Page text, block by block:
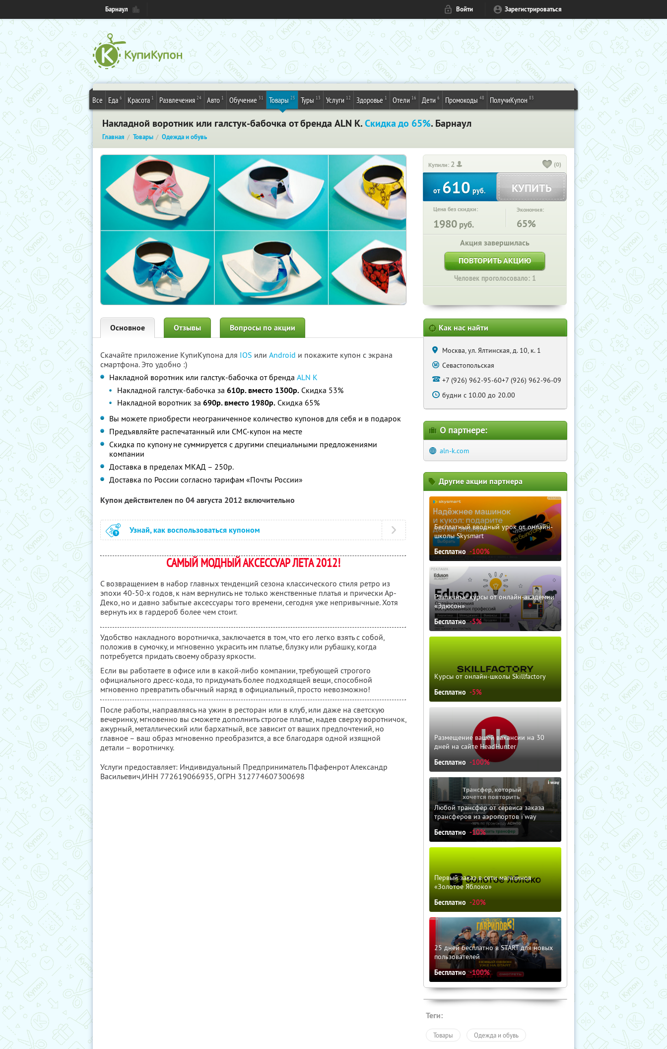
Барнаул Войти Зарегистрироваться
Все Еда 6 Красота 1 Развлечения 24 Авто 1 Обучение 31 Товары 25 Туры 13 Услуги 12 Здоровье 1 Отели 16 Дети 6 Промокоды 48 ПолучиКупон 83
Накладной воротник или галстук-бабочка от бренда ALN K.Скидка до 65%. Барнаул
Главная Товары Одежда и обувь
Купили: 2 (0)
от610руб. КУПИТЬ
Цена без скидки:
1980 руб.
Экономия:
65%
Акция завершилась
ПОВТОРИТЬ АКЦИЮ
Человек проголосовало: 1
Основное Отзывы Вопросы по акции
Скачайте приложение КупиКупона для IOS или Android и покажите купон с экрана
смартфона. Это удобно :)
Накладной воротник или галстук-бабочка от бренда ALN K
Накладной галстук-бабочка за 610р. вместо 1300р. Скидка 53%
Накладной воротник за 690р. вместо 1980р. Скидка 65%
Вы можете приобрести неограниченное количество купонов для себя и в подарок
Предъявляйте распечатанный или СМС-купон на месте
Скидка по купону не суммируется с другими специальными предложениями
компании
Доставка в пределах МКАД – 250р.
Доставка по России согласно тарифам «Почты России»
Купон действителен по 04 августа 2012 включительно
Узнай, как воспользоваться купоном
САМЫЙ МОДНЫЙ АКСЕССУАР ЛЕТА 2012!
С возвращением в набор главных тенденций сезона классического стиля ретро из
эпохи 40-50-х годов, к нам вернулись не только женственные платья и прически Ар-
Деко, но и давно забытые аксессуары того времени, сегодня уже непривычные. Хотя
вернуть их в гардероб более чем стоит.
Удобство накладного воротничка, заключается в том, что его легко взять с собой,
положив в сумочку, и мгновенно украсить им платье, блузку или рубашку, когда
потребуется придать своему образу яркости.
Если вы работаете в офисе или в какой-либо компании, требующей строгого
официального дресс-кода, то придумать более подходящей вещи, способной
мгновенно превратить обычный наряд в официальный, просто невозможно!
После работы, направляясь на ужин в ресторан или в клуб, или даже на светскую
вечеринку, мгновенно вы сможете дополнить строгое платье, надев сверху воротничок,
ажурный, металлический или бархатный, все зависит от ваших предпочтений, но
главное – ваш образ мгновенно преобразится, а все благодаря одной изящной
детали – воротничку.
Услуги предоставляет: Индивидуальный Предприниматель Пфафенрот Александр
Васильевич,ИНН 772619066935, ОГРН 312774607300698
Как нас найти
Москва, ул. Ялтинская, д. 10, к. 1
Севастопольская
+7 (926) 962-95-60+7 (926) 962-96-09
будни с 10.00 до 20.00
О партнере:
aln-k.com
Другие акции партнера
Бесплатный вводный урок от онлайн-
школы Skysmart
Бесплатно -100%
Различные курсы от онлайн-академии
«Эдюсон»
Бесплатно -5%
Курсы от онлайн-школы Skillfactory
Бесплатно -5%
Размещение вашей вакансии на 30
дней на сайте HeadHunter
Бесплатно -100%
Любой трансфер от сервиса заказа
трансферов из аэропортов i'way
Бесплатно -10%
Первый заказ в сети магазинов
«Золотое Яблоко»
Бесплатно -20%
25 дней бесплатно в START для новых
пользователей
Бесплатно -100%
Теги:
Товары Одежда и обувь